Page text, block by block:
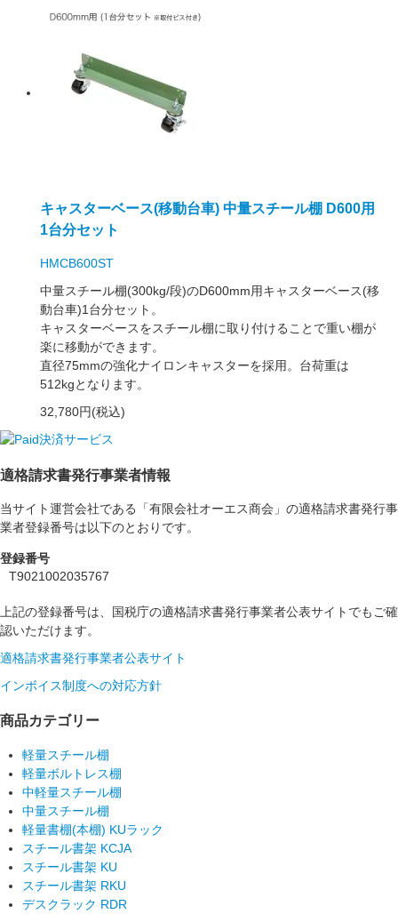
キャスターベース(移動台車) 中量スチール棚 D600用
1台分セット
HMCB600ST
中量スチール棚(300kg/段)のD600mm用キャスターベース(移
動台車)1台分セット。
キャスターベースをスチール棚に取り付けることで重い棚が
楽に移動ができます。
直径75mmの強化ナイロンキャスターを採用。台荷重は
512kgとなります。
32,780円(税込)
適格請求書発行事業者情報
当サイト運営会社である「有限会社オーエス商会」の適格請求書発行事
業者登録番号は以下のとおりです。
登録番号
T9021002035767
上記の登録番号は、国税庁の適格請求書発行事業者公表サイトでもご確
認いただけます。
適格請求書発行事業者公表サイト
インボイス制度への対応方針
商品カテゴリー
軽量スチール棚
軽量ボルトレス棚
中軽量スチール棚
中量スチール棚
軽量書棚(本棚) KUラック
スチール書架 KCJA
スチール書架 KU
スチール書架 RKU
デスクラック RDR